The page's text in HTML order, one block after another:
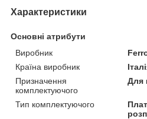
Характеристики
Основні атрибути
Виробник
Країна виробник
Призначення
комплектуючого
Для
Тип комплектуючого